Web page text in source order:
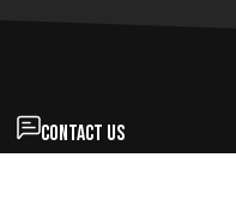
Contact us